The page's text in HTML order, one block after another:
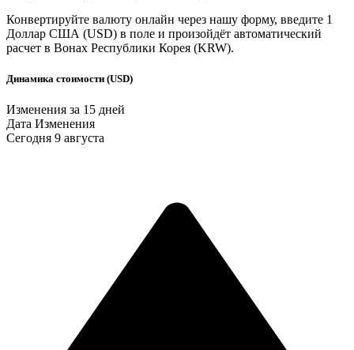
Конвертируйте валюту онлайн через нашу форму, введите 1
Доллар США (USD) в поле и произойдёт автоматический
расчет в Вонах Республики Корея (KRW).
Динамика стоимости (USD)
Изменения за 15 дней
Дата Изменения
Сегодня 9 августа